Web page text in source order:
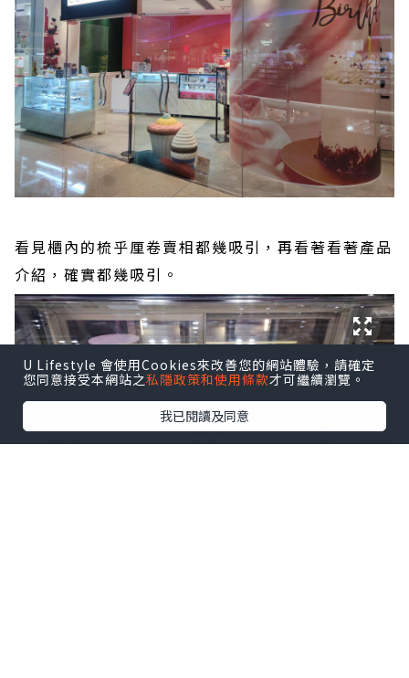
看見櫃內的梳乎厘卷賣相都幾吸引，再看著看著產品
介紹，確實都幾吸引。
U Lifestyle 會使用Cookies來改善您的網站體驗，請確定
您同意接受本網站之私隱政策和使用條款才可繼續瀏覽。
我已閱讀及同意